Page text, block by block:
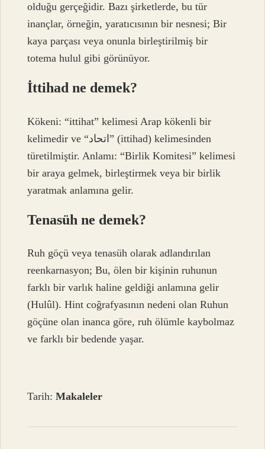
olduğu gerçeğidir. Bazı şirketlerde, bu tür
inançlar, örneğin, yaratıcısının bir nesnesi; Bir
kaya parçası veya onunla birleştirilmiş bir
totema hulul gibi görünüyor.
İttihad ne demek?
Kökeni: “ittihat” kelimesi Arap kökenli bir
kelimedir ve “اتحاد” (ittihad) kelimesinden
türetilmiştir. Anlamı: “Birlik Komitesi” kelimesi
bir araya gelmek, birleştirmek veya bir birlik
yaratmak anlamına gelir.
Tenasüh ne demek?
Ruh göçü veya tenasüh olarak adlandırılan
reenkarnasyon; Bu, ölen bir kişinin ruhunun
farklı bir varlık haline geldiği anlamına gelir
(Hulûl). Hint coğrafyasının nedeni olan Ruhun
göçüne olan inanca göre, ruh ölümle kaybolmaz
ve farklı bir bedende yaşar.
Tarih:Makaleler